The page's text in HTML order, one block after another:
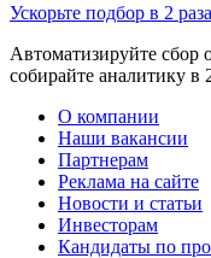
Ускорьте подбор в 2
Автоматизируйте сбор
собирайте аналитику в
О компании
Наши вакансии
Партнерам
Реклама на сайте
Новости и статьи
Инвесторам
Кандидаты по